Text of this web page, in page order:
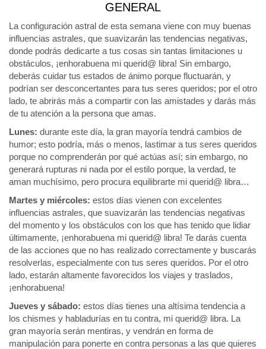
GENERAL
La configuración astral de esta semana viene con muy buenas
influencias astrales, que suavizarán las tendencias negativas,
donde podrás dedicarte a tus cosas sin tantas limitaciones u
obstáculos, ¡enhorabuena mi querid@ libra! Sin embargo,
deberás cuidar tus estados de ánimo porque fluctuarán, y
podrían ser desconcertantes para tus seres queridos; por el otro
lado, te abrirás más a compartir con las amistades y darás más
de tu atención a la persona que amas.
Lunes: durante este día, la gran mayoría tendrá cambios de
humor; esto podría, más o menos, lastimar a tus seres queridos
porque no comprenderán por qué actúas así; sin embargo, no
generará rupturas ni nada por el estilo porque, la verdad, te
aman muchísimo, pero procura equilibrarte mi querid@ libra…
Martes y miércoles: estos días vienen con excelentes
influencias astrales, que suavizarán las tendencias negativas
del momento y los obstáculos con los que has tenido que lidiar
últimamente, ¡enhorabuena mi querid@ libra! Te darás cuenta
de las acciones que no has realizado correctamente y buscarás
resolverlas, especialmente con tus seres queridos. Por el otro
lado, estarán altamente favorecidos los viajes y traslados,
¡enhorabuena!
Jueves y sábado: estos días tienes una altísima tendencia a
los chismes y habladurías en tu contra, mi querid@ libra. La
gran mayoría serán mentiras, y vendrán en forma de
manipulación para ponerte en contra personas a las que quieres